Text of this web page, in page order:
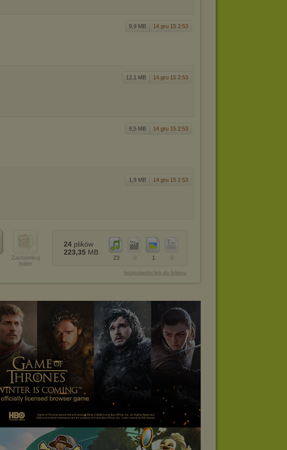
9,9 MB 14 gru 15 2:53
12,1 MB 14 gru 15 2:53
8,5 MB 14 gru 15 2:53
1,9 MB 14 gru 15 2:53
Zachomikuj
folder
0
1
0
23
24 plików
223,35 MB
bezpośredni link do folderu